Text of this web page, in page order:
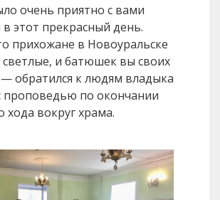
очень приятно с вами
в этот прекрасный день.
прихожане в Новоуральске
и батюшек вы своих
обратился к людям владыка
проповедью по окончании
хода вокруг храма.